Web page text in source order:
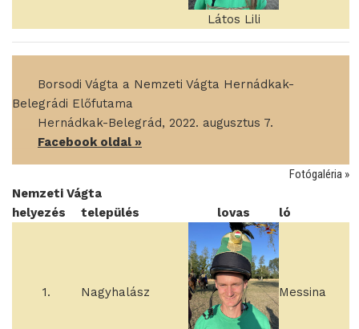
Látos Lili
Borsodi Vágta a Nemzeti Vágta Hernádkak-
Belegrádi Előfutama
Hernádkak-Belegrád, 2022. augusztus 7.
Facebook oldal »
Fotógaléria »
Nemzeti Vágta
helyezés
település lovas ló
1. Nagyhalász Messina